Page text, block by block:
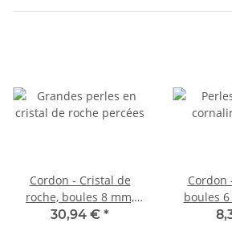
Cordon - Cristal de
roche, boules 8 mm,
longueur 39,5 cm /4657
30,94 € *
Cordon
boules